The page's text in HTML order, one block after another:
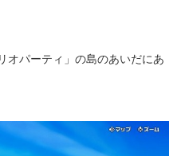
オパーティ」の島のあいだにあ